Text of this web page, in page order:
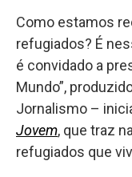
Como estamos
refugiados? É
é convidado a
Mundo”,
Jornalismo –
Jovem, que traz
refugiados que